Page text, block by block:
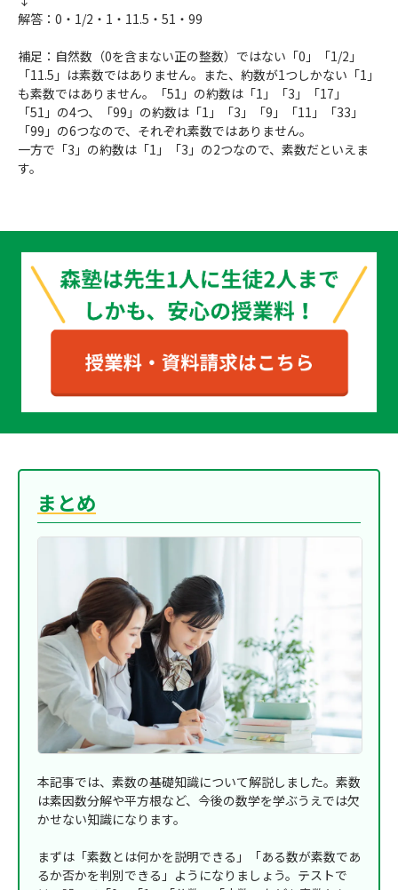
解答：0・1/2・1・11.5・51・99
補足：自然数（0を含まない正の整数）ではない「0」「1/2」
「11.5」は素数ではありません。また、約数が1つしかない「1」
も素数ではありません。「51」の約数は「1」「3」「17」
「51」の4つ、「99」の約数は「1」「3」「9」「11」「33」
「99」の6つなので、それぞれ素数ではありません。
一方で「3」の約数は「1」「3」の2つなので、素数だといえま
す。
まとめ
本記事では、素数の基礎知識について解説しました。素数
は素因数分解や平方根など、今後の数学を学ぶうえでは欠
かせない知識になります。
まずは「素数とは何かを説明できる」「ある数が素数であ
るか否かを判別できる」ようになりましょう。テストで